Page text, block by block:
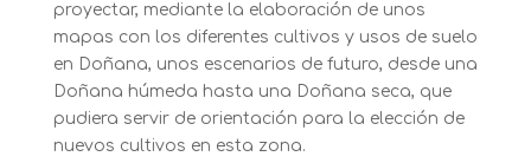
proyectar, mediante la elaboración de unos
mapas con los diferentes cultivos y usos de suelo
en Doñana, unos escenarios de futuro, desde una
Doñana húmeda hasta una Doñana seca, que
pudiera servir de orientación para la elección de
nuevos cultivos en esta zona.